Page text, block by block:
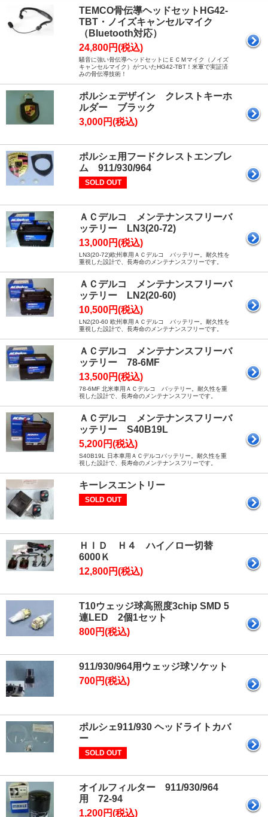
TEMCO骨伝導ヘッドセットHG42-
TBT・ノイズキャンセルマイク
（Bluetooth対応）
24,800円(税込)
騒音に強い骨伝導ヘッドセットにＥＣＭマイク（ノイズ
キャンセルマイク）がついたHG42-TBT！米軍で実証済
みの骨伝導技術！
ポルシェデザイン クレストキーホ
ルダー ブラック
3,000円(税込)
ポルシェ用フードクレストエンブレ
ム 911/930/964
SOLD OUT
ＡＣデルコ メンテナンスフリーバ
ッテリー LN3(20-72)
13,000円(税込)
LN3(20-72)欧州車用ＡＣデルコ バッテリー。耐久性を
重視した設計で、長寿命のメンテナンスフリーです。
ＡＣデルコ メンテナンスフリーバ
ッテリー LN2(20-60)
10,500円(税込)
LN2(20-60 欧州車用ＡＣデルコ バッテリー。耐久性を
重視した設計で、長寿命のメンテナンスフリーです。
ＡＣデルコ メンテナンスフリーバ
ッテリー 78-6MF
13,500円(税込)
78-6MF 北米車用ＡＣデルコ バッテリー。耐久性を重
視した設計で、長寿命のメンテナンスフリーです。
ＡＣデルコ メンテナンスフリーバ
ッテリー S40B19L
5,200円(税込)
S40B19L 日本車用ＡＣデルコバッテリー。耐久性を重
視した設計で、長寿命のメンテナンスフリーです。
キーレスエントリー
SOLD OUT
ＨＩＤ Ｈ４ ハイ／ロー切替
6000Ｋ
12,800円(税込)
T10ウェッジ球高照度3chip SMD 5
連LED 2個1セット
800円(税込)
911/930/964用ウェッジ球ソケット
700円(税込)
ポルシェ911/930 ヘッドライトカバ
ー
SOLD OUT
オイルフィルター 911/930/964
用 72-94
1,200円(税込)